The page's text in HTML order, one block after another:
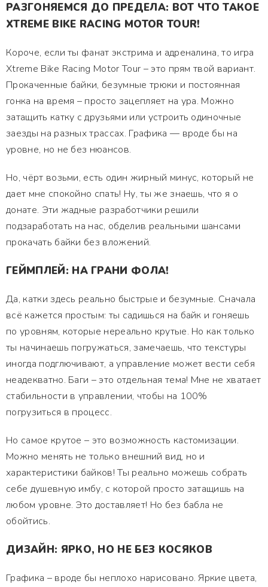
РАЗГОНЯЕМСЯ ДО ПРЕДЕЛА: ВОТ ЧТО ТАКОЕ
XTREME BIKE RACING MOTOR TOUR!
Короче, если ты фанат экстрима и адреналина, то игра
Xtreme Bike Racing Motor Tour – это прям твой вариант.
Прокаченные байки, безумные трюки и постоянная
гонка на время – просто зацепляет на ура. Можно
затащить катку с друзьями или устроить одиночные
заезды на разных трассах. Графика — вроде бы на
уровне, но не без нюансов.
Но, чёрт возьми, есть один жирный минус, который не
дает мне спокойно спать! Ну, ты же знаешь, что я о
донате. Эти жадные разработчики решили
подзаработать на нас, обделив реальными шансами
прокачать байки без вложений.
ГЕЙМПЛЕЙ: НА ГРАНИ ФОЛА!
Да, катки здесь реально быстрые и безумные. Сначала
всё кажется простым: ты садишься на байк и гоняешь
по уровням, которые нереально крутые. Но как только
ты начинаешь погружаться, замечаешь, что текстуры
иногда подглючивают, а управление может вести себя
неадекватно. Баги – это отдельная тема! Мне не хватает
стабильности в управлении, чтобы на 100%
погрузиться в процесс.
Но самое крутое – это возможность кастомизации.
Можно менять не только внешний вид, но и
характеристики байков! Ты реально можешь собрать
себе душевную имбу, с которой просто затащишь на
любом уровне. Это доставляет! Но без бабла не
обойтись.
ДИЗАЙН: ЯРКО, НО НЕ БЕЗ КОСЯКОВ
Графика – вроде бы неплохо нарисовано. Яркие цвета,